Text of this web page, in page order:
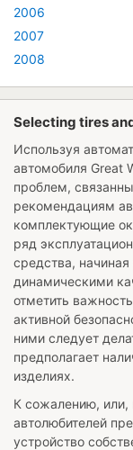
2006
2007
2008
Selecting tires
Используя
автомобиля Great
проблем,
рекомендациям
комплектующие
ряд
средства,
динамическими
отметить
активной
ними следует
предполагает
изделиях.
К сожалению, или,
автолюбителей
устройство